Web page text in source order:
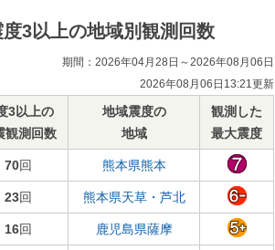
度3以上の地域別観測回数
期間：2026年04月28日～2026年08月06日
2026年08月06日13:21更新
3以上の
観測回数
地域震度の
地域
観測した
最大震度
70回 熊本県熊本
23回 熊本県天草・芦北
16回 鹿児島県薩摩